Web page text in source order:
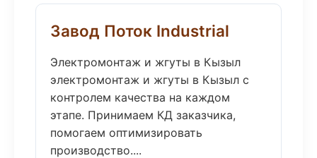
Завод Поток Industrial
Электромонтаж и жгуты в Кызыл
электромонтаж и жгуты в Кызыл с
контролем качества на каждом
этапе. Принимаем КД заказчика,
помогаем оптимизировать
производство....